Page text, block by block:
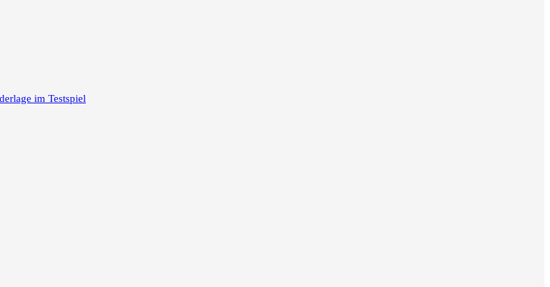
im Testspiel